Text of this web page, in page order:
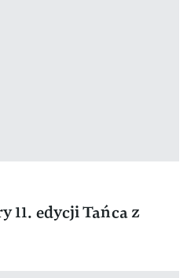
11. edycji Tańca z